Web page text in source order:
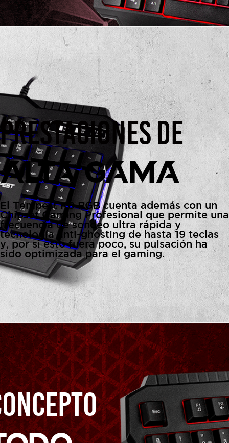
PRESTACIONES DE
ALTA GAMA
El Tempest K8 RGB cuenta además con un
Chipset Gaming Profesional que permite una
frecuencia de sondeo ultra rápida y
tecnología anti-ghosting de hasta 19 teclas
y, por si esto fuera poco, su pulsación ha
sido optimizada para el gaming.